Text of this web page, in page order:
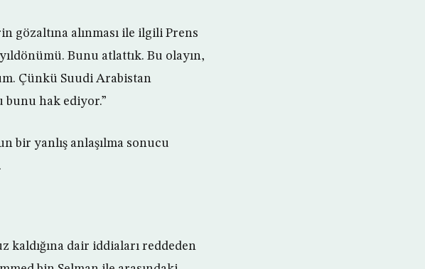
gözaltına alınması ile ilgili Prens
Bunu atlattık. Bu olayın,
Çünkü Suudi Arabistan
bunu hak ediyor.”
bir yanlış anlaşılma sonucu
dair iddiaları reddeden